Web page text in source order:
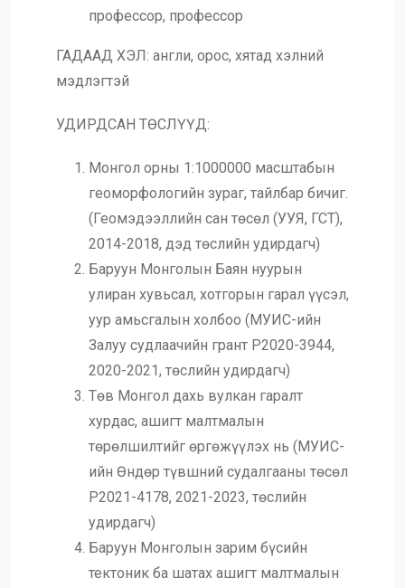
профессор, профессор
ГАДААД ХЭЛ: англи, орос, хятад хэлний
мэдлэгтэй
УДИРДСАН ТӨСЛҮҮД:
Монгол орны 1:1000000 масштабын
геоморфологийн зураг, тайлбар бичиг.
(Геомэдээллийн сан төсөл (УУЯ, ГСТ),
2014-2018, дэд төслийн удирдагч)
Баруун Монголын Баян нуурын
улиран хувьсал, хотгорын гарал үүсэл,
уур амьсгалын холбоо (МУИС-ийн
Залуу судлаачийн грант Р2020-3944,
2020-2021, төслийн удирдагч)
Төв Монгол дахь вулкан гаралт
хурдас, ашигт малтмалын
төрөлшилтийг өргөжүүлэх нь (МУИС-
ийн Өндөр түвшний судалгааны төсөл
Р2021-4178, 2021-2023, төслийн
удирдагч)
Баруун Монголын зарим бүсийн
тектоник ба шатах ашигт малтмалын